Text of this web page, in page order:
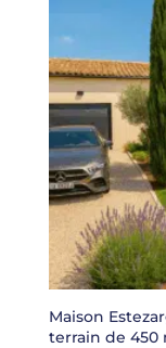
Maison
terrain de 450